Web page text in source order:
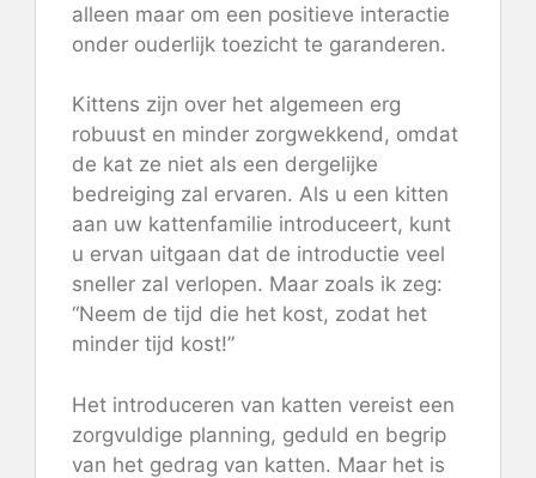
alleen maar om een ​​positieve interactie
onder ouderlijk toezicht te garanderen.
Kittens zijn over het algemeen erg
robuust en minder zorgwekkend, omdat
de kat ze niet als een dergelijke
bedreiging zal ervaren. Als u een kitten
aan uw kattenfamilie introduceert, kunt
u ervan uitgaan dat de introductie veel
sneller zal verlopen. Maar zoals ik zeg:
“Neem de tijd die het kost, zodat het
minder tijd kost!”
Het introduceren van katten vereist een
zorgvuldige planning, geduld en begrip
van het gedrag van katten. Maar het is